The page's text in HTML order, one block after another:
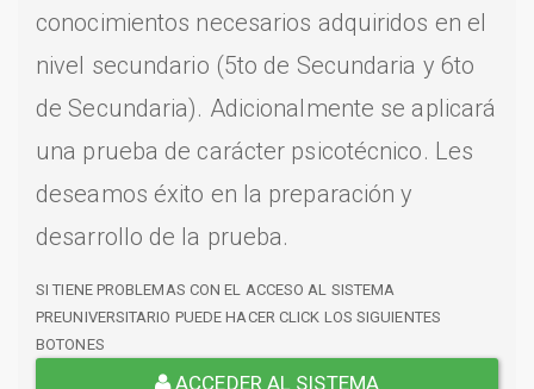
conocimientos necesarios adquiridos en el
nivel secundario (5to de Secundaria y 6to
de Secundaria). Adicionalmente se aplicará
una prueba de carácter psicotécnico. Les
deseamos éxito en la preparación y
desarrollo de la prueba.
SI TIENE PROBLEMAS CON EL ACCESO AL SISTEMA
PREUNIVERSITARIO PUEDE HACER CLICK LOS SIGUIENTES
BOTONES
ACCEDER AL SISTEMA